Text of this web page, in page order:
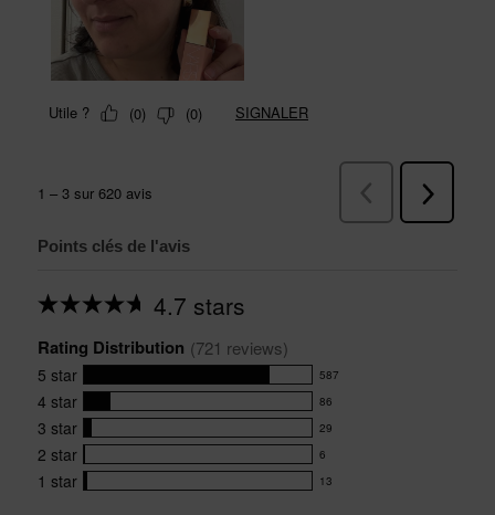
Points clés de l'avis
4.7 stars
Average
for
this
product:
4.7
out
of
5
stars
Rating Distribution (721 reviews)
5 star 587
587
reviews
with
5
star
rating.
4 star 86
86
reviews
with
4
3 star 29
29
reviews
with
2 star 6
6
reviews
1 star 13
13